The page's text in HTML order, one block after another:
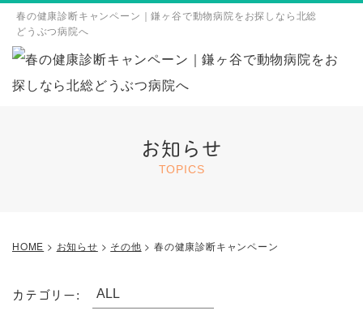
春の健康診断キャンペーン｜鎌ヶ谷で動物病院をお探しなら北総
どうぶつ病院へ
お知らせ
TOPICS
HOME > お知らせ > その他 >春の健康診断キャンペーン
カテゴリー: